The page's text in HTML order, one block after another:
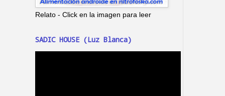
Relato - Click en la imagen para leer
SADIC HOUSE (Luz Blanca)